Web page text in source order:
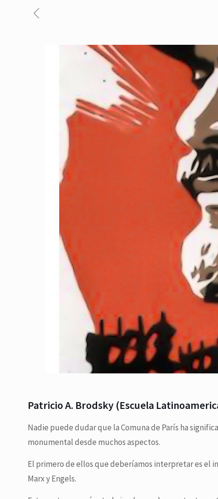
Patricio A. Brodsky (Escuela
Nadie puede dudar que la Comuna de París ha
monumental desde muchos aspectos.
El primero de ellos que deberíamos interpretar es el
Marx y Engels.